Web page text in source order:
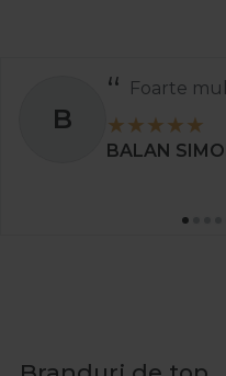
B
Foarte
BALAN